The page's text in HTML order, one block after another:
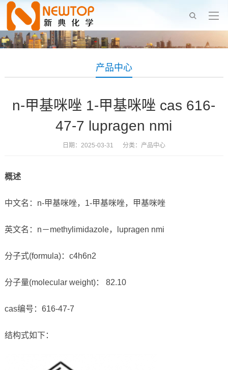
产品中心
n-甲基咪唑 1-甲基咪唑 cas 616-
47-7 lupragen nmi
日期：2025-03-31 分类： 产品中心
概述
中文名：n-甲基咪唑，1-甲基咪唑，甲基咪唑
英文名：n－methylimidazole，lupragen nmi
分子式(formula)：c4h6n2
分子量(molecular weight)： 82.10
cas编号：616-47-7
结构式如下：